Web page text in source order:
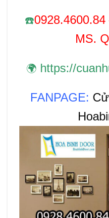
☎️
MS.
🌍 https://
FANPAGE: